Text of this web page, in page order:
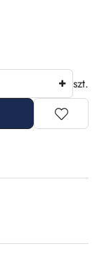
szt.